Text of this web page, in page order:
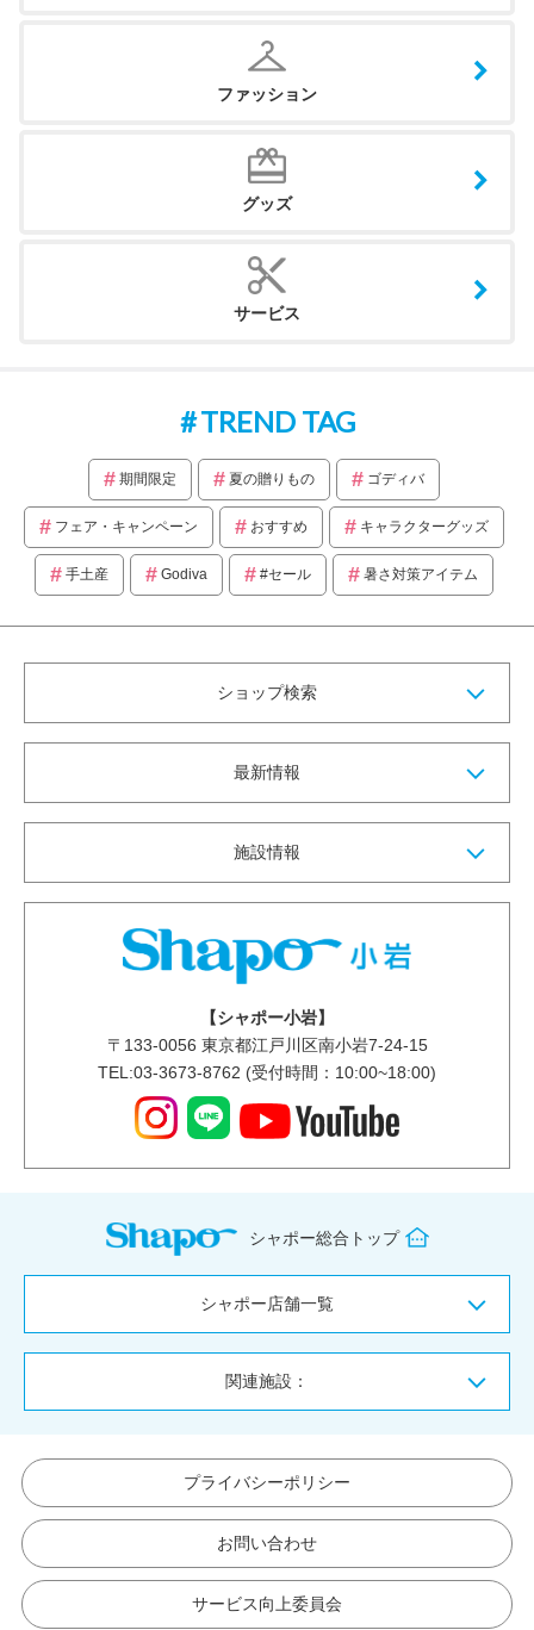
ファッション
グッズ
サービス
TREND TAG
期間限定 夏の贈りもの ゴディバ
フェア・キャンペーン おすすめ キャラクターグッズ
手土産 Godiva #セール 暑さ対策アイテム
ショップ検索
最新情報
施設情報
【シャポー小岩】
〒 133-0056 東京都江戸川区南小岩7-24-15
TEL:03-3673-8762 (受付時間：10:00~18:00)
シャポー総合トップ
シャポー店舗一覧
関連施設：
プライバシーポリシー
お問い合わせ
サービス向上委員会